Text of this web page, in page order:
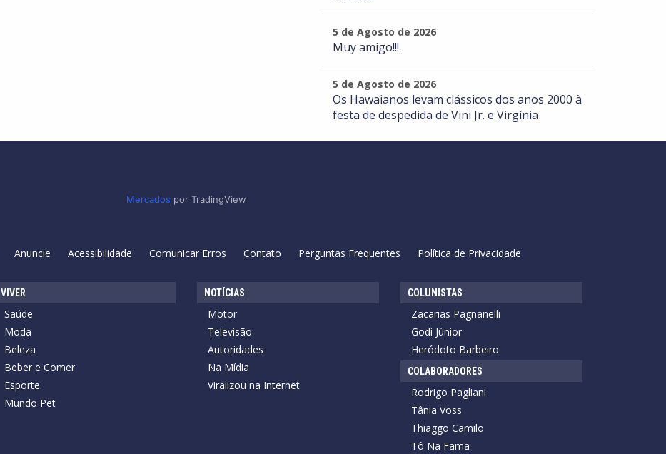
5 de Agosto de 2026
Muy amigo!!!
5 de Agosto de 2026
Os Hawaianos levam clássicos dos anos 2000 à
festa de despedida de Vini Jr. e Virgínia
Mercados por TradingView
Anuncie Acessibilidade Comunicar Erros Contato Perguntas Frequentes Política de Privacidade
VIVER
Saúde
Moda
Beleza
Beber e Comer
Esporte
Mundo Pet
NOTÍCIAS
Motor
Televisão
Autoridades
Na Mídia
Viralizou na Internet
COLUNISTAS
Zacarias Pagnanelli
Godi Júnior
Heródoto Barbeiro
COLABORADORES
Rodrigo Pagliani
Tânia Voss
Thiaggo Camilo
Tô Na Fama